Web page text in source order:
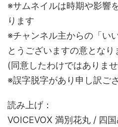
※サムネイルは時期や影響
ります
※チャンネル主からの「い
とうございますの意となり
(同意したわけではありま
※誤字脱字があり申し訳ご
読み上げ：
VOICEVOX 満別花丸 / 四